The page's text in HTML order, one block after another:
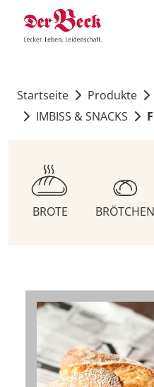
Startseite Produkte
IMBISS & SNACKS
BROTE BRÖTCHEN